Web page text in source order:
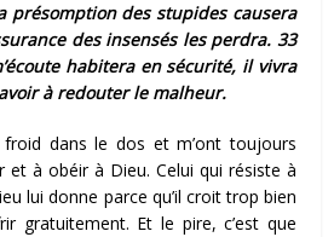
présomption des stupides causera
des insensés les perdra. 33
habitera en sécurité, il vivra
à redouter le malheur.
dans le dos et m’ont toujours
et à obéir à Dieu. Celui qui résiste à
lui donne parce qu’il croit trop bien
gratuitement. Et le pire, c’est que